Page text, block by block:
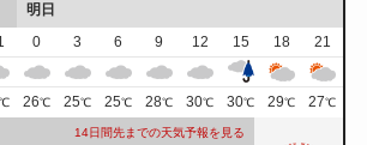
明日
0 3 6 9 12 15 18
21
℃ 26℃ 25℃ 25℃ 28℃ 30℃ 30℃ 29℃ 27℃
14日間先までの天気予報を見る